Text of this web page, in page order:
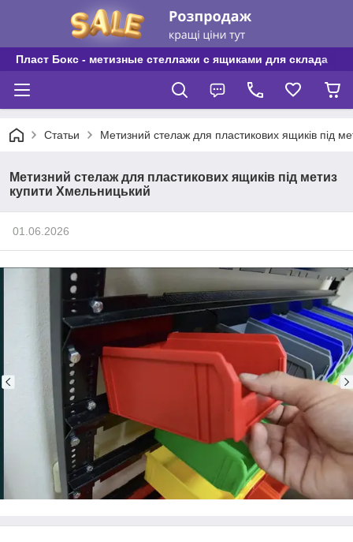
Пласт Бокс - метизные стеллажи с ящиками для склада
Статьи Метизний стелаж для пластикових ящиків під
Метизний стелаж для пластикових ящиків під метиз
купити Хмельницький
01.06.2026